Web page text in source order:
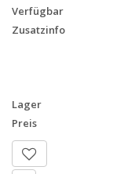
Verfügbar
Zusatzinfo
Lager
Preis